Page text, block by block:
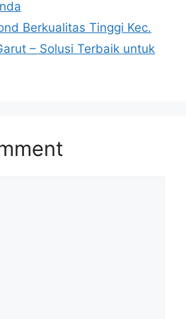
Berkualitas Tinggi Kec.
– Solusi Terbaik untuk